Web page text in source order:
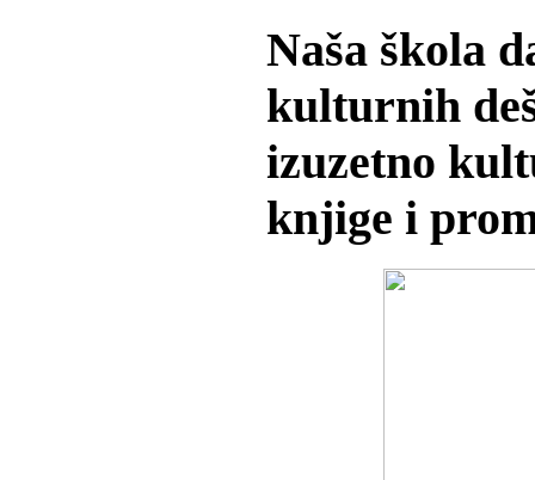
Naša škola
kulturnih
izuzetno
knjige i